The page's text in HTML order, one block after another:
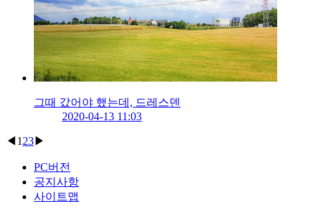
그때 갔어야 했는데, 드레스덴
2020-04-13 11:03
◀ 1 23▶
PC버전
공지사항
사이트맵